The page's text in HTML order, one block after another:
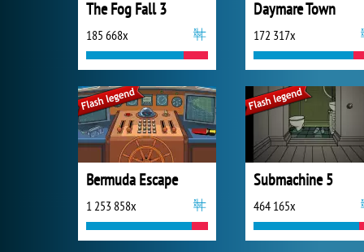
The Fog Fall 3
185 668x
Daymare Town
172 317x
Bermuda Escape
1 253 858x
Submachine 5
464 165x